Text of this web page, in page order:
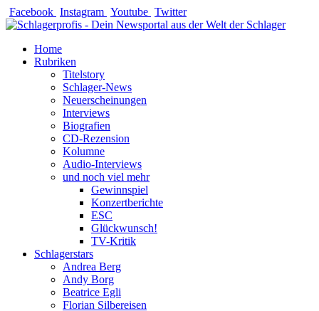
Zum
Inhalt
Facebook Instagram Youtube Twitter
Home
Rubriken
Titelstory
Schlager-News
Neuerscheinungen
Interviews
Biografien
CD-Rezension
Kolumne
Audio-Interviews
und noch viel mehr
Gewinnspiel
Konzertberichte
ESC
Glückwunsch!
TV-Kritik
Schlagerstars
Andrea Berg
Andy Borg
Beatrice Egli
Florian Silbereisen